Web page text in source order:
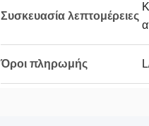
Συσκευασία λεπτομέρειες
Όροι πληρωμής